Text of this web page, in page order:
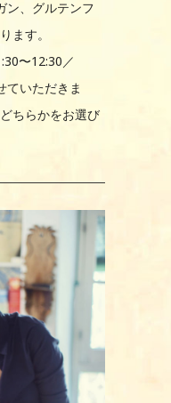
ン、グルテンフ
ます。
〜12:30／
ていただきま
ちらかをお選び